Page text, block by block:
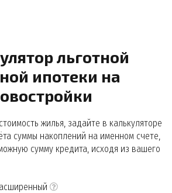
льготной
ипотеки на
жилья, задайте в калькуляторе
суммы накоплений на именном счете,
сумму кредита, исходя из вашего